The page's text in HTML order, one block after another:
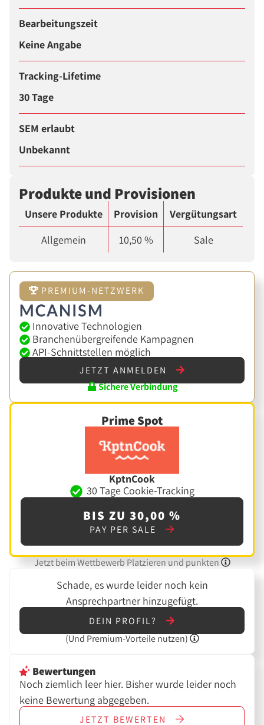
Bearbeitungszeit
Keine Angabe
Tracking-Lifetime
30 Tage
SEM erlaubt
Unbekannt
Produkte und Provisionen
Unsere Produkte Provision
Vergütungsart
Allgemein
10,50 % Sale
PREMIUM-NETZWERK
Innovative Technologien
Branchenübergreifende Kampagnen
API-Schnittstellen möglich
JETZT ANMELDEN
Sichere Verbindung
Prime Spot
KptnCook
30 Tage Cookie-Tracking
BIS ZU 30,00 %
PAY PER SALE
Jetzt beim Wettbewerb Platzieren und punkten
Schade, es wurde leider noch kein
Ansprechpartner hinzugefügt.
DEIN PROFIL?
(Und Premium-Vorteile nutzen)
Bewertungen
Noch ziemlich leer hier. Bisher wurde leider noch
keine Bewertung abgegeben.
JETZT BEWERTEN